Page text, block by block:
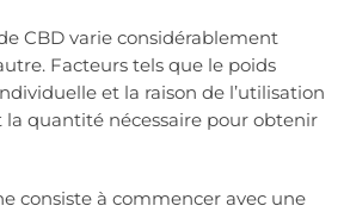
CBD varie considérablement
Facteurs tels que le poids
et la raison de l’utilisation
quantité nécessaire pour obtenir
consiste à commencer avec une